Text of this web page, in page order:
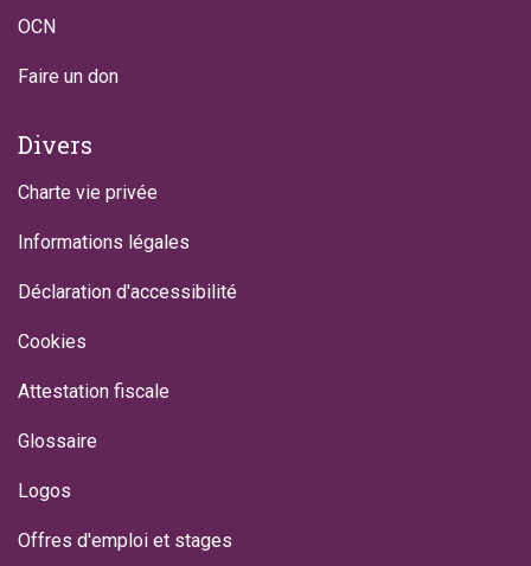
OCN
Faire un don
Divers
Charte vie privée
Informations légales
Déclaration d'accessibilité
Cookies
Attestation fiscale
Glossaire
Logos
Offres d'emploi et stages